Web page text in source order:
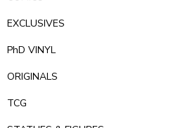
EXCLUSIVES
PhD VINYL
ORIGINALS
TCG